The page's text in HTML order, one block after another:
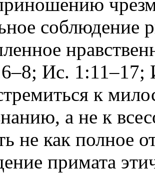
соблюдение
Ис. 1:11–17;
к
а не к
не как полное
примата